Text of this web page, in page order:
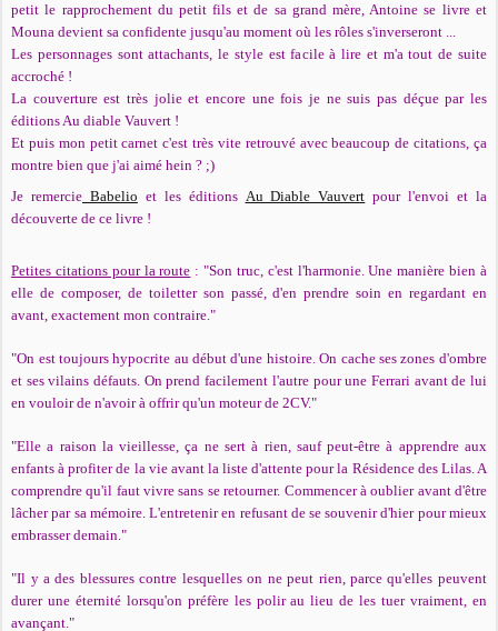
petit le rapprochement du petit fils et de sa grand mère, Antoine se livre et
Mouna devient sa confidente jusqu'au moment où les rôles s'inverseront ...
Les personnages sont attachants, le style est facile à lire et m'a tout de suite
accroché !
La couverture est très jolie et encore une fois je ne suis pas déçue par les
éditions Au diable Vauvert !
Et puis mon petit carnet c'est très vite retrouvé avec beaucoup de citations, ça
montre bien que j'ai aimé hein ? ;)
Je remercie Babelio et les éditions Au Diable Vauvert pour l'envoi et la
découverte de ce livre !
Petites citations pour la route : "Son truc, c'est l'harmonie. Une manière bien à
elle de composer, de toiletter son passé, d'en prendre soin en regardant en
avant, exactement mon contraire."
"On est toujours hypocrite au début d'une histoire. On cache ses zones d'ombre
et ses vilains défauts. On prend facilement l'autre pour une Ferrari avant de lui
en vouloir de n'avoir à offrir qu'un moteur de 2CV."
"Elle a raison la vieillesse, ça ne sert à rien, sauf peut-être à apprendre aux
enfants à profiter de la vie avant la liste d'attente pour la Résidence des Lilas. A
comprendre qu'il faut vivre sans se retourner. Commencer à oublier avant d'être
lâcher par sa mémoire. L'entretenir en refusant de se souvenir d'hier pour mieux
embrasser demain."
"Il y a des blessures contre lesquelles on ne peut rien, parce qu'elles peuvent
durer une éternité lorsqu'on préfère les polir au lieu de les tuer vraiment, en
avançant."